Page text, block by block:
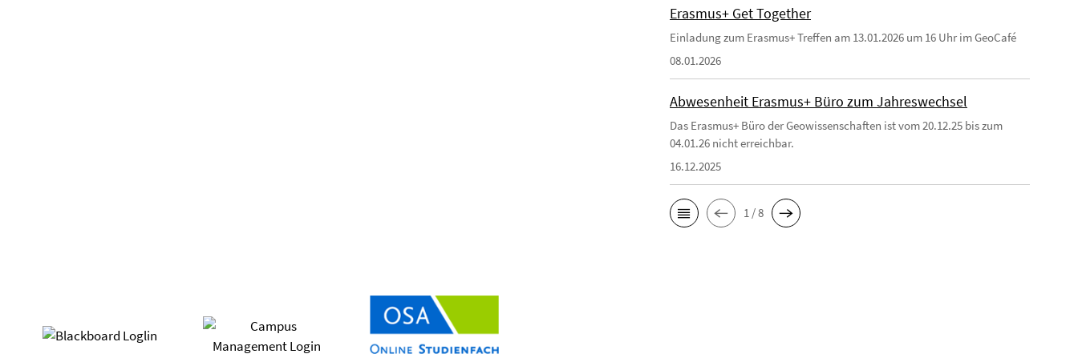
Erasmus+ Get Together
Einladung zum Erasmus+ Treffen am 13.01.2026 um 16 Uhr im GeoCafé
08.01.2026
Abwesenheit Erasmus+ Büro zum Jahreswechsel
Das Erasmus+ Büro der Geowissenschaften ist vom 20.12.25 bis zum
04.01.26 nicht erreichbar.
16.12.2025
1 / 8